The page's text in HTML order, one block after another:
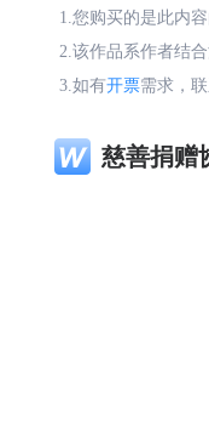
1.您购买的是此内
2.该作品系作者结
3.如有开票需求，联
慈善捐赠